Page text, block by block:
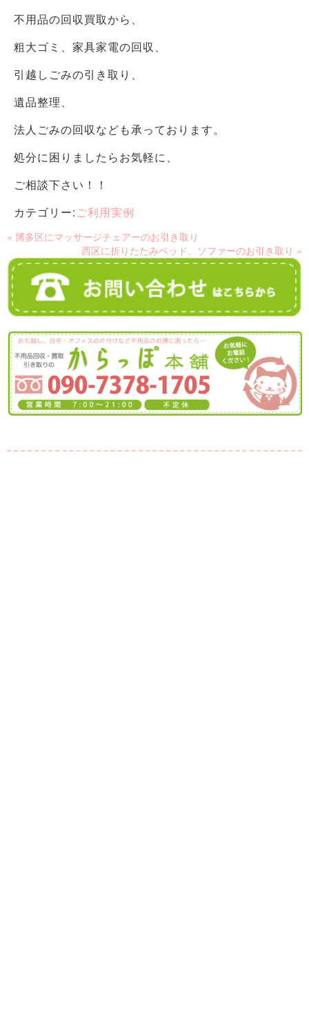
不用品の回収買取から、
粗大ゴミ、家具家電の回収、
引越しごみの引き取り、
遺品整理、
法人ごみの回収なども承っております。
処分に困りましたらお気軽に、
ご相談下さい！！
カテゴリー:ご利用実例
« 博多区にマッサージチェアーのお引き取り
西区に折りたたみベッド、ソファーのお引き取り »